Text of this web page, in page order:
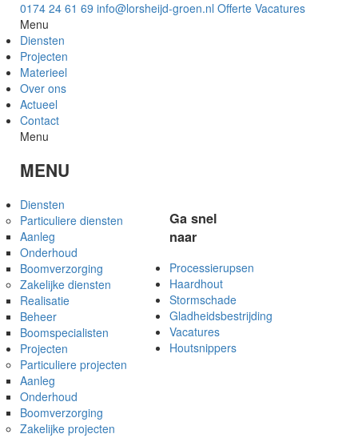
0174 24 61 69 info@lorsheijd-groen.nl Offerte Vacatures
Menu
Diensten
Projecten
Materieel
Over ons
Actueel
Contact
Menu
MENU
Diensten
Particuliere diensten
Aanleg
Onderhoud
Boomverzorging
Zakelijke diensten
Realisatie
Beheer
Boomspecialisten
Projecten
Particuliere projecten
Aanleg
Onderhoud
Boomverzorging
Zakelijke projecten
Ga snel
naar
Processierupsen
Haardhout
Stormschade
Gladheidsbestrijding
Vacatures
Houtsnippers